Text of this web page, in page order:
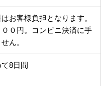
お客様負担となります。
０円。コンビニ決済に手
ん。
8日間